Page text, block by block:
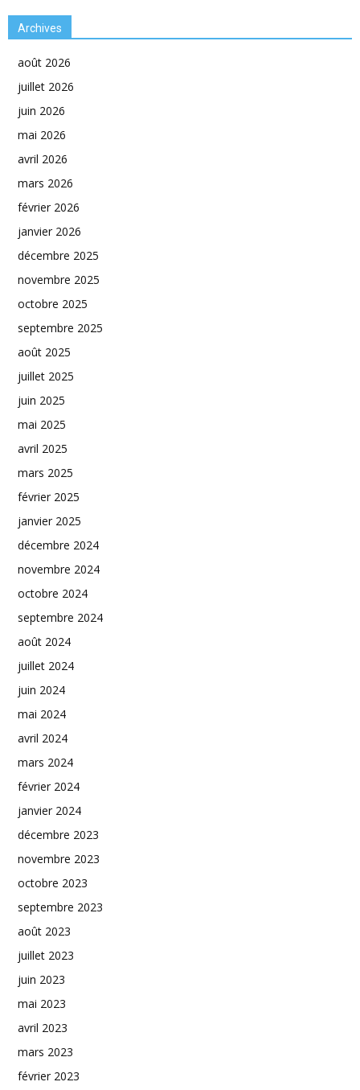
Archives
août 2026
juillet 2026
juin 2026
mai 2026
avril 2026
mars 2026
février 2026
janvier 2026
décembre 2025
novembre 2025
octobre 2025
septembre 2025
août 2025
juillet 2025
juin 2025
mai 2025
avril 2025
mars 2025
février 2025
janvier 2025
décembre 2024
novembre 2024
octobre 2024
septembre 2024
août 2024
juillet 2024
juin 2024
mai 2024
avril 2024
mars 2024
février 2024
janvier 2024
décembre 2023
novembre 2023
octobre 2023
septembre 2023
août 2023
juillet 2023
juin 2023
mai 2023
avril 2023
mars 2023
février 2023